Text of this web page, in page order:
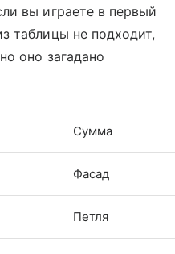
вы играете в первый
таблицы не подходит,
оно загадано
Сумма
Фасад
Петля